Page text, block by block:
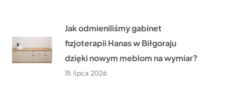
Jak odmieniliśmy gabinet
fizjoterapii Hanas w Biłgoraju
dzięki nowym meblom na wymiar?
15 lipca 2026